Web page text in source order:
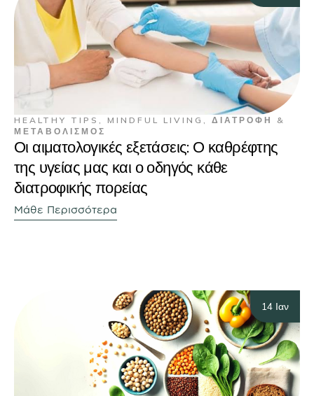
HEALTHY TIPS , MINDFUL LIVING , ΔΙΑΤΡΟΦΉ &
ΜΕΤΑΒΟΛΙΣΜΌΣ
Οι αιματολογικές εξετάσεις: Ο καθρέφτης
της υγείας μας και ο οδηγός κάθε
διατροφικής πορείας
Μάθε Περισσότερα
14 Ιαν